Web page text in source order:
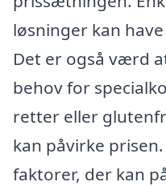
løsninger kan
Det er også værd
behov for
retter eller
kan påvirke
faktorer, der kan